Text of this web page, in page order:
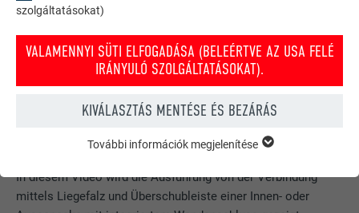
INNEN- ODER AUSSENECKE MIT INTEGRIERTEM W
ANDANSCHLUSS
ATTIKA-MAUERABDECKUNG:
In diesem Video wird die Ausführung von der Verbindung
mittels Liegefalz und Überschubleiste einer Innen- oder
szolgáltatásokat)
VALAMENNYI SÜTI ELFOGADÁSA (BELEÉRTVE AZ USA FELÉ
IRÁNYULÓ SZOLGÁLTATÁSOKAT).
KIVÁLASZTÁS MENTÉSE ÉS BEZÁRÁS
FELTÉTLEN SZÜKSÉGES SÜTIK
weboldal alapvető funkcióinak működéséhez szükségesek.
Ezzel biztosítható, hogy a weboldal kifogástalanul működjön.
További információk megjelenítése